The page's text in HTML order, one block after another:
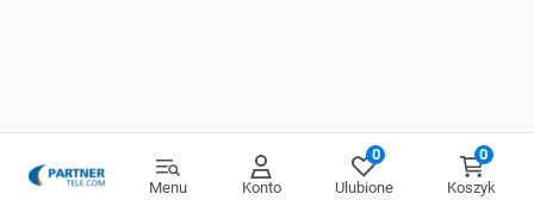
Menu Konto
0
Ulubione
0
Koszyk